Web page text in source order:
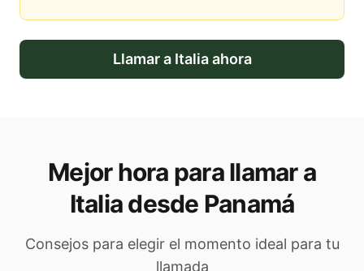
Llamar a Italiaahora
Mejor hora para llamar a
Italia desde Panamá
Consejos para elegir el momento ideal para tu
llamada